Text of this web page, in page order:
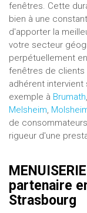
fenêtres. Cette
bien à une
d'apporter la
votre secteur
perpétuellement
fenêtres de clients
adhérent
exemple à Brumath,
Melsheim,
de
rigueur d'une
partenaire
Strasbourg